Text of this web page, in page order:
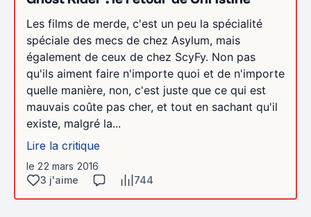
Les films de merde, c'est un peu la spécialité
spéciale des mecs de chez Asylum, mais
également de ceux de chez ScyFy. Non pas
qu'ils aiment faire n'importe quoi et de n'importe
quelle manière, non, c'est juste que ce qui est
mauvais coûte pas cher, et tout en sachant qu'il
existe, malgré la...
Lire la critique
le 22 mars 2016
3 j'aime
744